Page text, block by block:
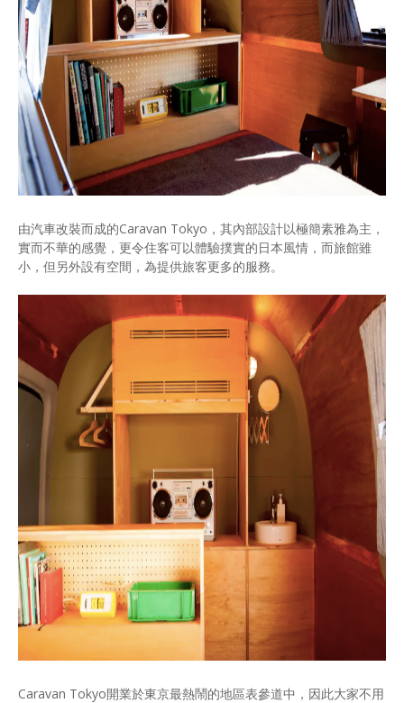
由汽車改裝而成的Caravan Tokyo，其內部設計以極簡素雅為主，
實而不華的感覺，更令住客可以體驗撲實的日本風情，而旅館雖
小，但另外設有空間，為提供旅客更多的服務。
Caravan Tokyo開業於東京最熱鬧的地區表參道中，因此大家不用